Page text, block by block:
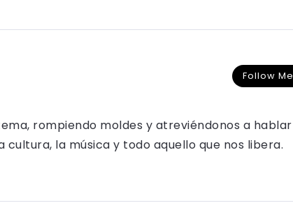
Follow Me
rompiendo moldes y atreviéndonos a hablar
la música y todo aquello que nos libera.